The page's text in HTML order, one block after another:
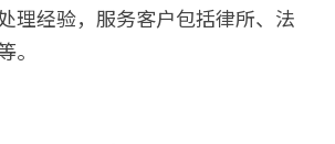
证明
例
译指南
兰语翻译
译服务
理经验，服务客户包括律所、法
。